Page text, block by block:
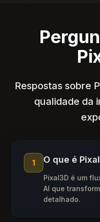
Respostas sobre
qualidade da
1 O que é
Pixal3D é um
AI que
detalhado.